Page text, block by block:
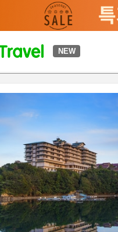
NEW
품이용 후기 하이라이트